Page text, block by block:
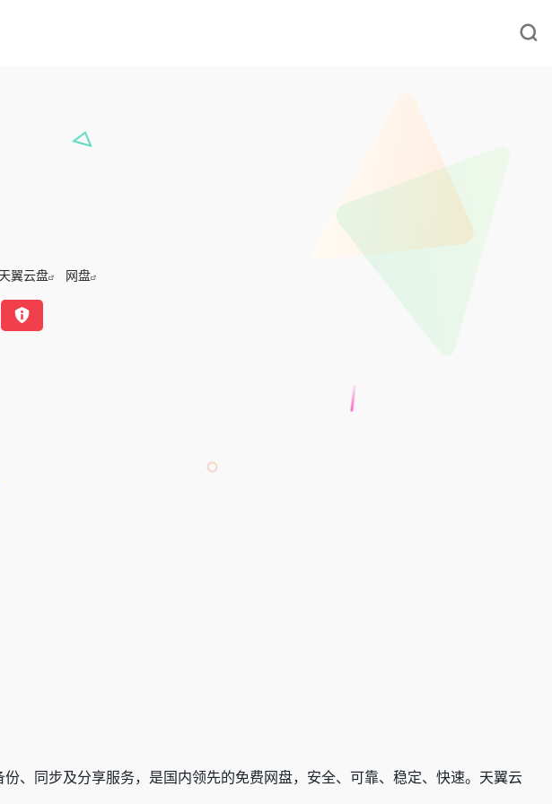
天翼云盘 网盘
、同步及分享服务，是国内领先的免费网盘，安全、可靠、稳定、快速。天翼云